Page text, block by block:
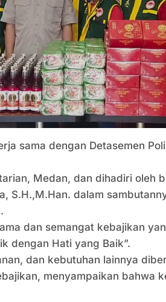
sama dengan Detasemen
Medan, dan dihadiri oleh
S.H.,M.Han. dalam
dan semangat kebajikan
dengan Hati yang Baik”.
dan kebutuhan lainnya
menyampaikan